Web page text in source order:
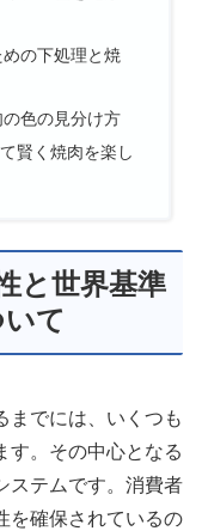
の下処理と焼
色の見分け方
賢く焼肉を楽し
と世界基準
て
までには、いくつも
す。その中心となる
ステムです。消費者
を確保されているの